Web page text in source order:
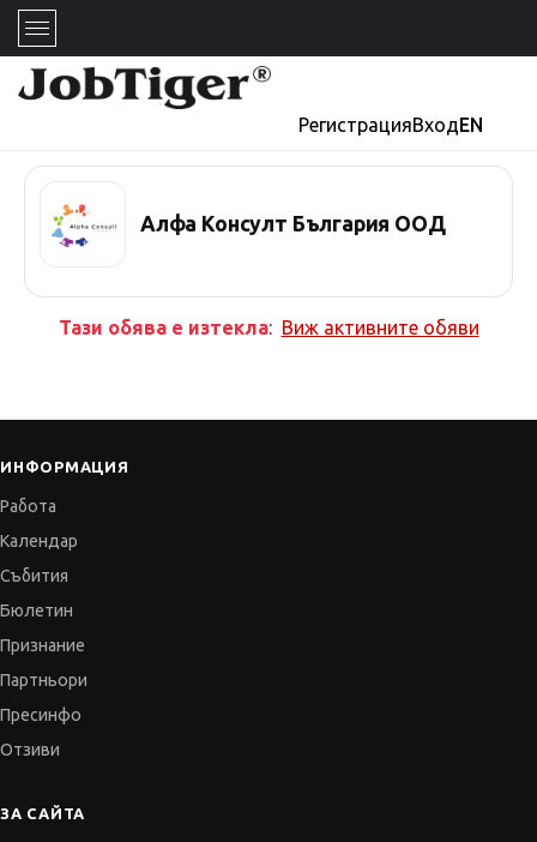
РегистрацияВходEN
Алфа Консулт България ООД
Тази обява е изтекла: Виж активните обяви
ИНФОРМАЦИЯ
Работа
Календар
Събития
Бюлетин
Признание
Партньори
Пресинфо
Отзиви
ЗА САЙТА